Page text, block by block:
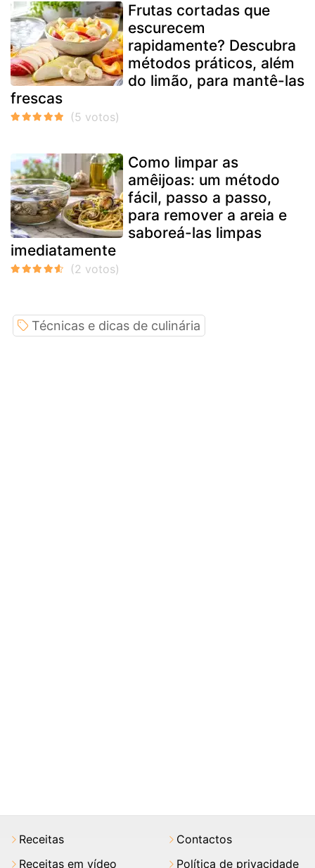
Frutas cortadas que
escurecem
rapidamente? Descubra
métodos práticos, além
do limão, para mantê-las
frescas
Como limpar as
amêijoas: um método
fácil, passo a passo,
para remover a areia e
saboreá-las limpas
imediatamente
Técnicas e dicas de culinária
Receitas
Receitas em vídeo
Contactos
Política de privacidade